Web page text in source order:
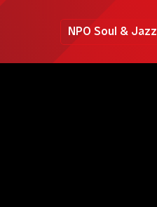
NPO Soul & Jazz